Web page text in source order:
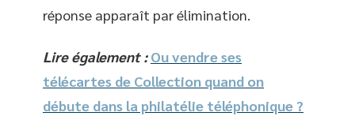
réponse apparaît par élimination.
Lire également : Ou vendre ses
télécartes de Collection quand on
débute dans la philatélie téléphonique ?